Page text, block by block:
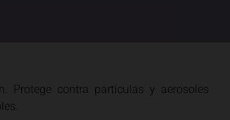
Protege contra partículas y aerosoles